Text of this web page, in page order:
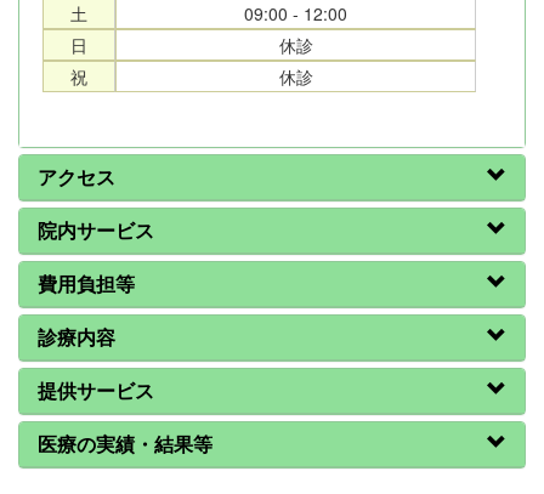
土
09:00 - 12:00
日
休診
祝
休診
アクセス
院内サービス
費用負担等
診療内容
提供サービス
医療の実績・結果等